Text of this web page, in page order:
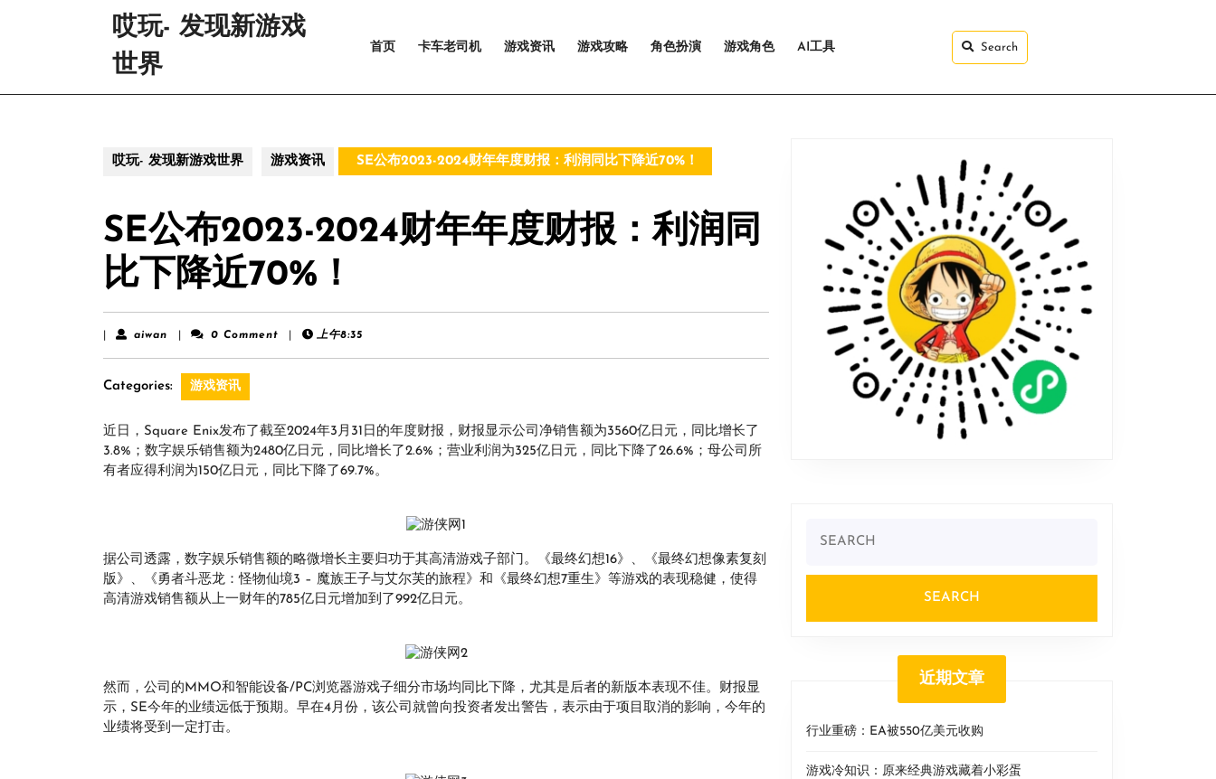
哎玩- 发现新游戏
世界
首页 卡车老司机 游戏资讯 游戏攻略 角色扮演 游戏角色 AI工具 Search
哎玩- 发现新游戏世界 游戏资讯 SE公布2023-2024财年年度财报：利润同比下降近70%！
SE公布2023-2024财年年度财报：利润同
比下降近70%！
aiwan aiwan 0 Comment 上午8:35
Categories: 游戏资讯
近日，Square Enix发布了截至2024年3月31日的年度财报，财报显示公司净销售额为3560亿日元，同比增长了
3.8%；数字娱乐销售额为2480亿日元，同比增长了2.6%；营业利润为325亿日元，同比下降了26.6%；母公司所
有者应得利润为150亿日元，同比下降了69.7%。
据公司透露，数字娱乐销售额的略微增长主要归功于其高清游戏子部门。《最终幻想16》、《最终幻想像素复刻
版》、《勇者斗恶龙：怪物仙境3 – 魔族王子与艾尔芙的旅程》和《最终幻想7重生》等游戏的表现稳健，使得
高清游戏销售额从上一财年的785亿日元增加到了992亿日元。
然而，公司的MMO和智能设备/PC浏览器游戏子细分市场均同比下降，尤其是后者的新版本表现不佳。财报显
示，SE今年的业绩远低于预期。早在4月份，该公司就曾向投资者发出警告，表示由于项目取消的影响，今年的
业绩将受到一定打击。
for:
近期文章
行业重磅：EA被550亿美元收购
游戏冷知识：原来经典游戏藏着小彩蛋